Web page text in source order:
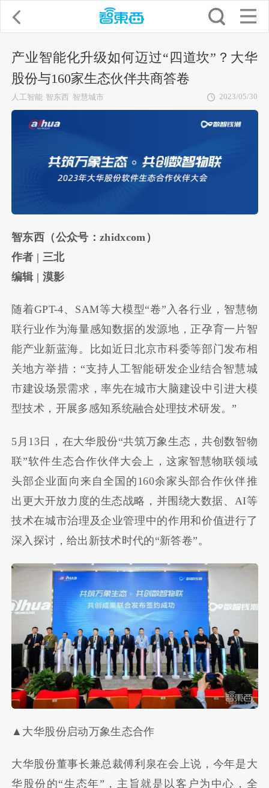
产业智能化升级如何迈过“四道坎”？大华
股份与160家生态伙伴共商答卷
人工智能 智东西 智慧城市 2023/05/30
智东西（公众号：zhidxcom）
作者 | 三北
编辑 | 漠影
随着GPT-4、SAM等大模型“卷”入各行业，智慧物
联行业作为海量感知数据的发源地，正孕育一片智
能产业新蓝海。比如近日北京市科委等部门发布相
关地方举措：“支持人工智能研发企业结合智慧城
市建设场景需求，率先在城市大脑建设中引进大模
型技术，开展多感知系统融合处理技术研发。”
5月13日，在大华股份“共筑万象生态，共创数智物
联”软件生态合作伙伴大会上，这家智慧物联领域
头部企业面向来自全国的160余家头部合作伙伴推
出更大开放力度的生态战略，并围绕大数据、AI等
技术在城市治理及企业管理中的作用和价值进行了
深入探讨，给出新技术时代的“新答卷”。
▲大华股份启动万象生态合作
大华股份董事长兼总裁傅利泉在会上说，今年是大
华股份的“生态年”，主旨就是以客户为中心，全